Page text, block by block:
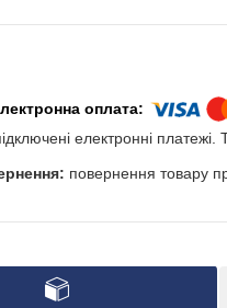
електронні
повернення товару